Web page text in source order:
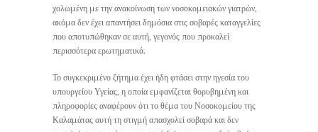
χολωμένη με την ανακοίνωση των νοσοκομειακών γιατρών,
ακόμα δεν έχει απαντήσει δημόσια στις σοβαρές καταγγελίες
που αποτυπώθηκαν σε αυτή, γεγονός που προκαλεί
περισσότερα ερωτηματικά.
Το συγκεκριμένο ζήτημα έχει ήδη φτάσει στην ηγεσία του
υπουργείου Υγείας, η οποία εμφανίζεται θορυβημένη και
πληροφορίες αναφέρουν ότι το θέμα του Νοσοκομείου της
Καλαμάτας αυτή τη στιγμή απασχολεί σοβαρά και δεν